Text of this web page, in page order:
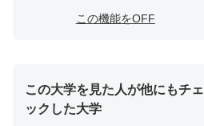
この機能をOFF
この大学を見た人が他にもチェ
ックした大学